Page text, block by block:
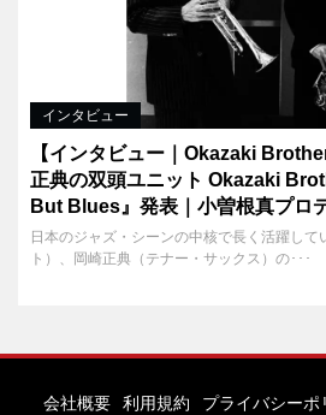
インタビュー
【インタビュー｜Okazaki
正典の双頭ユニット Okazaki
But Blues』発表｜小曽根真プロ
日本のジャズ・シーンの中核で長く活躍して
ト）、岡崎正典（テナー・サックス）の･･･
会社概要 利用規約 プライバシーポ